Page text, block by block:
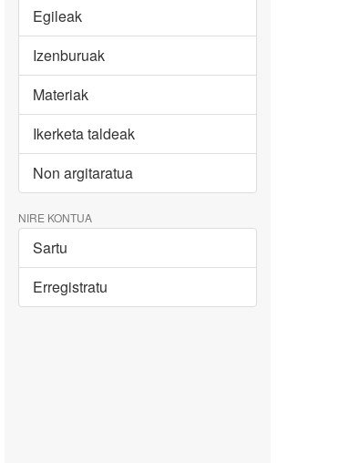
Egileak
Izenburuak
Materiak
Ikerketa taldeak
Non argitaratua
NIRE KONTUA
Sartu
Erregistratu